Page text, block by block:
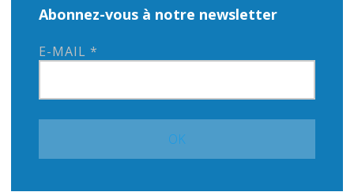
Abonnez-vous à notre newsletter
E-MAIL *